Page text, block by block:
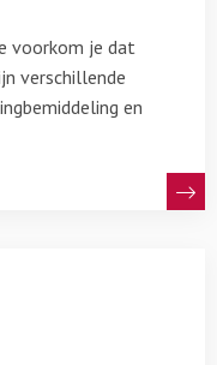
voorkom je dat
verschillende
en